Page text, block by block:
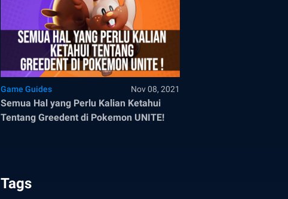
Game Guides Nov 08, 2021
Semua Hal yang Perlu Kalian Ketahui
Tentang Greedent di Pokemon UNITE!
Tags